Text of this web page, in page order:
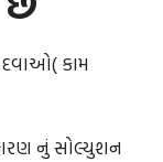
દવાઓ( કામ
નું સોલ્યુશન